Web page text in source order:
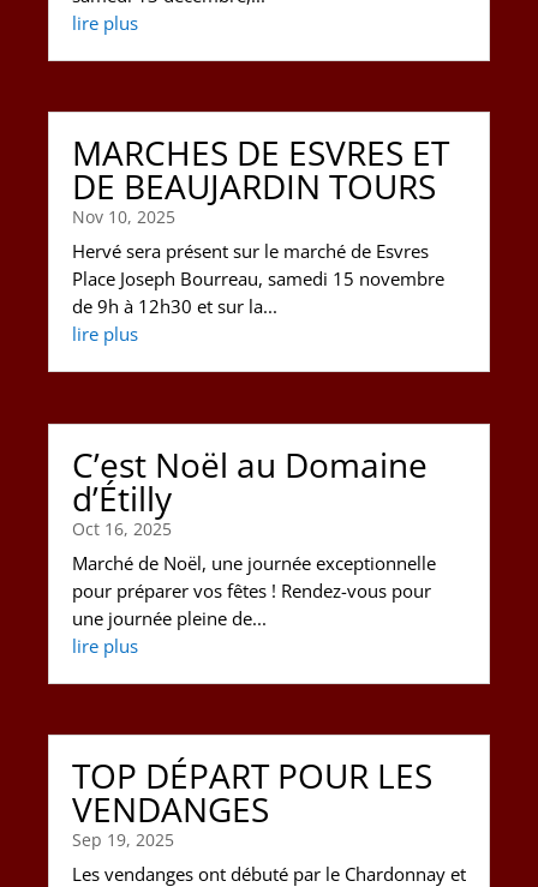
lire plus
MARCHES DE ESVRES ET
DE BEAUJARDIN TOURS
Nov 10, 2025
Hervé sera présent sur le marché de Esvres
Place Joseph Bourreau, samedi 15 novembre
de 9h à 12h30 et sur la...
lire plus
C’est Noël au Domaine
d’Étilly
Oct 16, 2025
Marché de Noël, une journée exceptionnelle
pour préparer vos fêtes ! Rendez-vous pour
une journée pleine de...
lire plus
TOP DÉPART POUR LES
VENDANGES
Sep 19, 2025
Les vendanges ont débuté par le Chardonnay et